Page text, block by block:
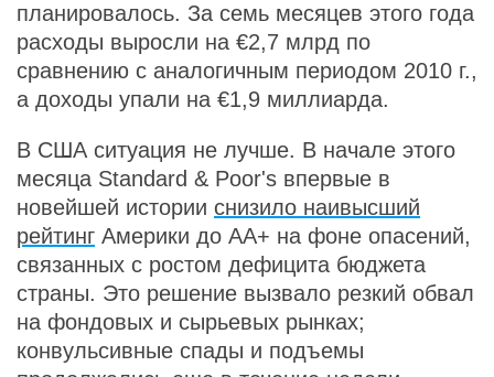
планировалось. За семь месяцев этого года
расходы выросли на €2,7 млрд по
сравнению с аналогичным периодом 2010 г.,
а доходы упали на €1,9 миллиарда.
В США ситуация не лучше. В начале этого
месяца Standard & Poor's впервые в
новейшей истории снизило наивысший
рейтинг Америки до AA+ на фоне опасений,
связанных с ростом дефицита бюджета
страны. Это решение вызвало резкий обвал
на фондовых и сырьевых рынках;
конвульсивные спады и подъемы